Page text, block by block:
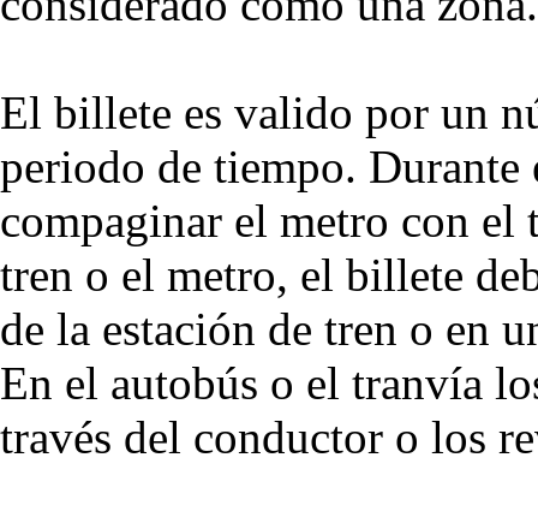
El billete es valido por un
periodo de tiempo. Durante
compaginar el metro con
tren o el metro, el billete
de la estación de tren o en
En el autobús o el tranvía
través del conductor o los